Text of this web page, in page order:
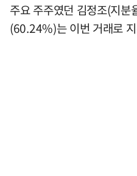
주요 주주였던 김정조(지
(60.24%)는 이번 거래로